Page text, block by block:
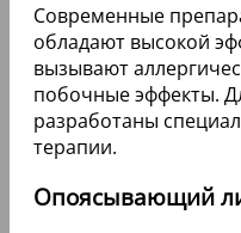
Современные
обладают высокой
вызывают
побочные эффекты.
разработаны
терапии.
Опоясывающий